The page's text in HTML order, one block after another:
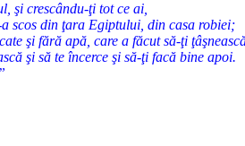
şi crescându-ţi tot ce ai,
scos din ţara Egiptului, din casa robiei;
şi fără apă, care a făcut să-ţi
şi să te încerce şi să-ţi facă bine apoi.